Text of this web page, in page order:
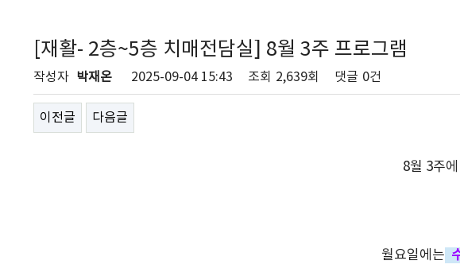
[재활- 2층~5층 치매전담실] 8월 3주 프로그램
작성자 박재온 2025-09-04 15:43 조회 2,639회 댓글 0건
이전글 다음글
8월 3주
월요일에는